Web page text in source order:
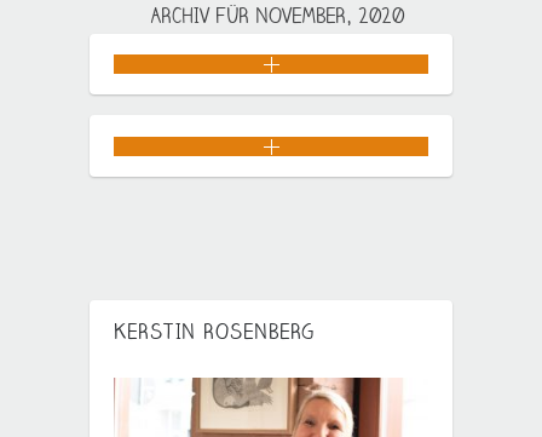
ARCHIV FÜR NOVEMBER, 2020
KERSTIN ROSENBERG